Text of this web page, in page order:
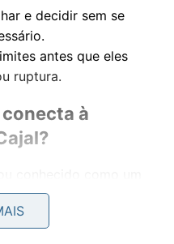
e decidir sem se
antes que eles
ruptura.
à
moderna. Seu
a ideia de que os